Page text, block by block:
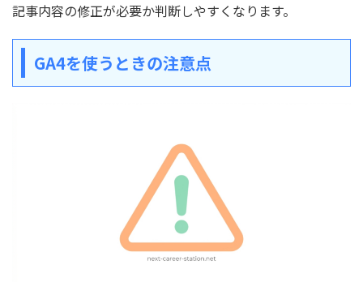
記事内容の修正が必要か判断しやすくなります。
GA4を使うときの注意点